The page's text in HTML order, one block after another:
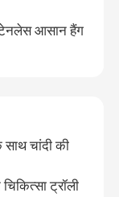
आसान हैंग
साथ चांदी की
ट्रॉली